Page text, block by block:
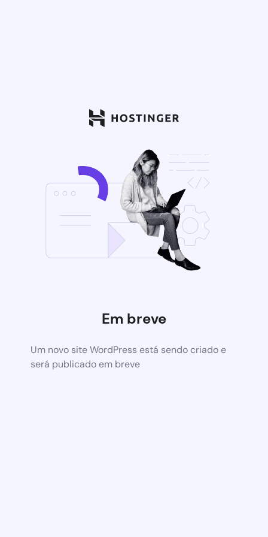
Em breve
Um novo site WordPress está sendo criado e
será publicado em breve